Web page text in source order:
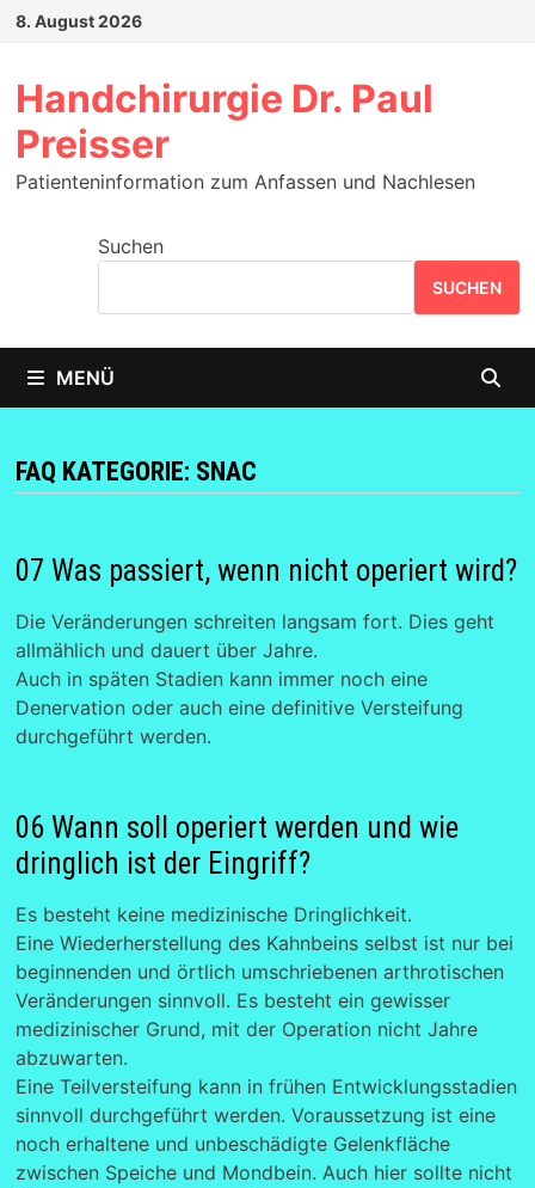
Zum
8. August 2026
Handchirurgie Dr. Paul
Preisser
Patienteninformation zum Anfassen und Nachlesen
Suchen
SUCHEN
MENÜ
FAQ KATEGORIE: SNAC
07 Was passiert, wenn nicht operiert wird?
Die Veränderungen schreiten langsam fort. Dies geht
allmählich und dauert über Jahre.
Auch in späten Stadien kann immer noch eine
Denervation oder auch eine definitive Versteifung
durchgeführt werden.
06 Wann soll operiert werden und wie
dringlich ist der Eingriff?
Es besteht keine medizinische Dringlichkeit.
Eine Wiederherstellung des Kahnbeins selbst ist nur bei
beginnenden und örtlich umschriebenen arthrotischen
Veränderungen sinnvoll. Es besteht ein gewisser
medizinischer Grund, mit der Operation nicht Jahre
abzuwarten.
Eine Teilversteifung kann in frühen Entwicklungsstadien
sinnvoll durchgeführt werden. Voraussetzung ist eine
noch erhaltene und unbeschädigte Gelenkfläche
zwischen Speiche und Mondbein. Auch hier sollte nicht